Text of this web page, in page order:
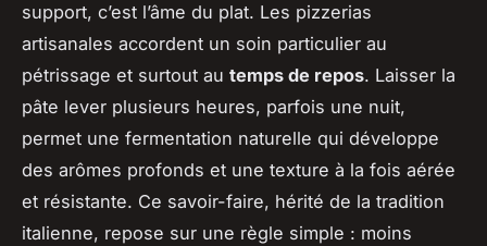
support, c’est l’âme du plat. Les pizzerias
artisanales accordent un soin particulier au
pétrissage et surtout au temps de repos. Laisser la
pâte lever plusieurs heures, parfois une nuit,
permet une fermentation naturelle qui développe
des arômes profonds et une texture à la fois aérée
et résistante. Ce savoir-faire, hérité de la tradition
italienne, repose sur une règle simple : moins